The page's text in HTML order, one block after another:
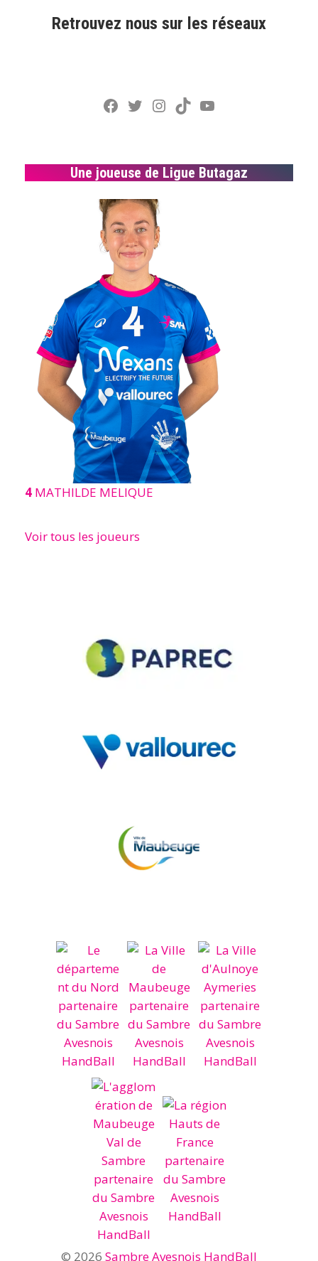
Retrouvez nous sur les réseaux
Facebook
Twitter
Instagram
TikTokYouTube
Une joueuse de Ligue Butagaz
4 MATHILDE MELIQUE
Voir tous les joueurs
© 2026 Sambre Avesnois HandBall